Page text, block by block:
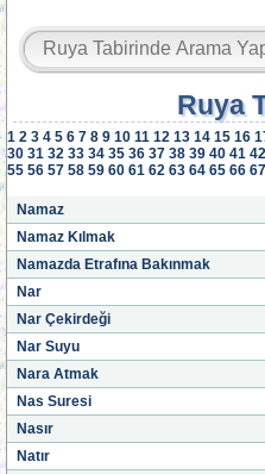
Ruya
1 2 3 4 5 6 7 8 9 10 11 12 13 14 15 16
30 31 32 33 34 35 36 37 38 39 40 41 42
55 56 57 58 59 60 61 62 63 64 65 66 67
Namaz
Namaz Kılmak
Namazda Etrafına Bakınmak
Nar
Nar Çekirdeği
Nar Suyu
Nara Atmak
Nas Suresi
Nasır
Natır